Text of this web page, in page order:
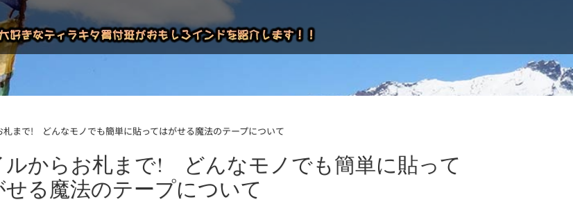
札まで! どんなモノでも簡単に貼ってはがせる魔法のテープについて
ルからお札まで! どんなモノでも簡単に貼って
せる魔法のテープについて